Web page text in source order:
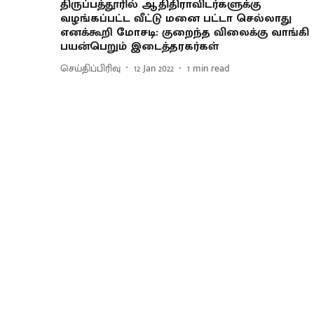
திருப்பத்தூரில் ஆதிதிராவிடர்களுக்கு
வழங்கப்பட்ட வீட்டு மனை பட்டா செல்லாது
எனக்கூறி மோசடி: குறைந்த விலைக்கு வாங்கி
பயன்பெறும் இடைத்தரகர்கள்
செய்திப்பிரிவு 12 Jan 2022 1 min read